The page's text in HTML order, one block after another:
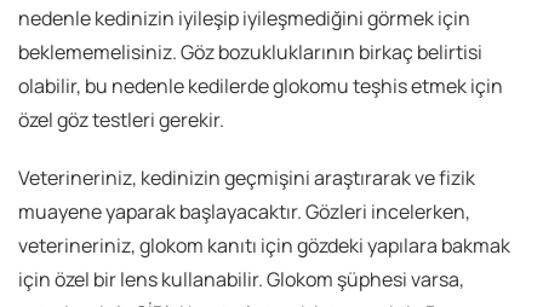
nedenle kedinizin iyileşip iyileşmediğini görmek için
beklememelisiniz. Göz bozukluklarının birkaç belirtisi
olabilir, bu nedenle kedilerde glokomu teşhis etmek için
özel göz testleri gerekir.
Veterineriniz, kedinizin geçmişini araştırarak ve fizik
muayene yaparak başlayacaktır. Gözleri incelerken,
veterineriniz, glokom kanıtı için gözdeki yapılara bakmak
için özel bir lens kullanabilir. Glokom şüphesi varsa,